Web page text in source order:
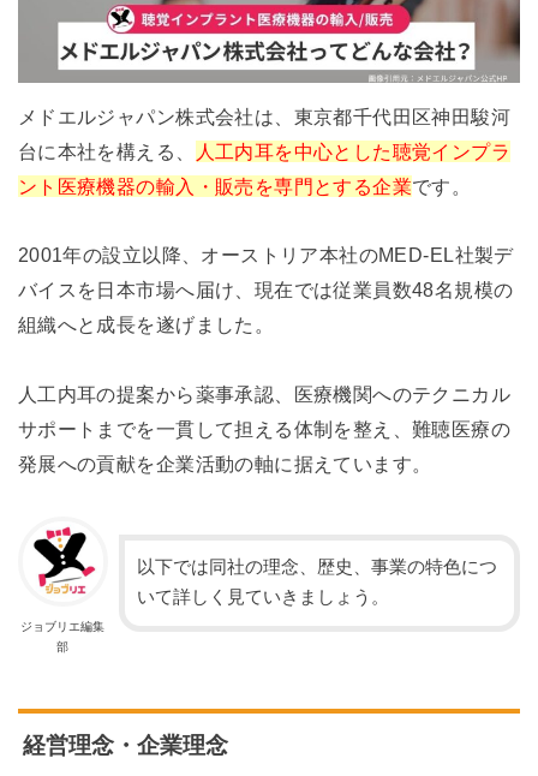
メドエルジャパン株式会社は、東京都千代田区神田駿河
台に本社を構える、
人工内耳を中心とした聴覚インプラ
ント医療機器の輸入・販売を専門とする企業です。
2001年の設立以降、オーストリア本社のMED-EL社製デ
バイスを日本市場へ届け、現在では従業員数48名規模の
組織へと成長を遂げました。
人工内耳の提案から薬事承認、医療機関へのテクニカル
サポートまでを一貫して担える体制を整え、難聴医療の
発展への貢献を企業活動の軸に据えています。
ジョブリエ編集
部
以下では同社の理念、歴史、事業の特色につ
いて詳しく見ていきましょう。
経営理念・企業理念